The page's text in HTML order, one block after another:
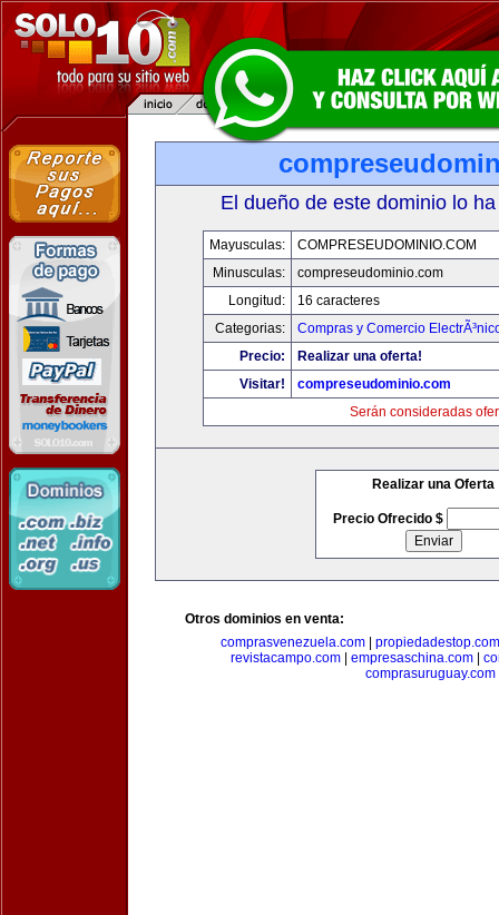
El dueño de este dominio lo
Mayusculas:
COMPRESEUDOMINIO.COM
Minusculas:
compreseudominio.com
Longitud:
16 caracteres
Categorias:
Compras y Comercio
Precio:
Realizar una oferta!
Visitar!
compreseudominio.com
Serán consideradas
Realizar una Oferta
Precio Ofrecido $
Otros dominios en venta:
comprasvenezuela.com
propiedadestop.com
revistacampo.com
empresaschina.com
comprasuruguay.com